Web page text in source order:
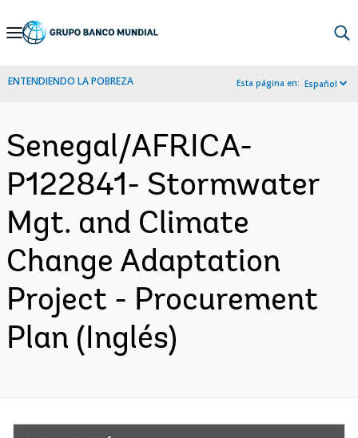
Skip
Navigation
ENTENDIENDO LA POBREZA Esta página en: Español
Senegal/AFRICA-
P122841- Stormwater
Mgt. and Climate
Change Adaptation
Project - Procurement
Plan (Inglés)